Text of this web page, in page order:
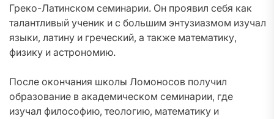
Греко-Латинском семинарии. Он проявил себя как
талантливый ученик и с большим энтузиазмом изучал
языки, латину и греческий, а также математику,
физику и астрономию.
После окончания школы Ломоносов получил
образование в академическом семинарии, где
изучал философию, теологию, математику и